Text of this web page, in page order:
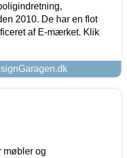
2010. De har en flot
af E-mærket. Klik
møbler og